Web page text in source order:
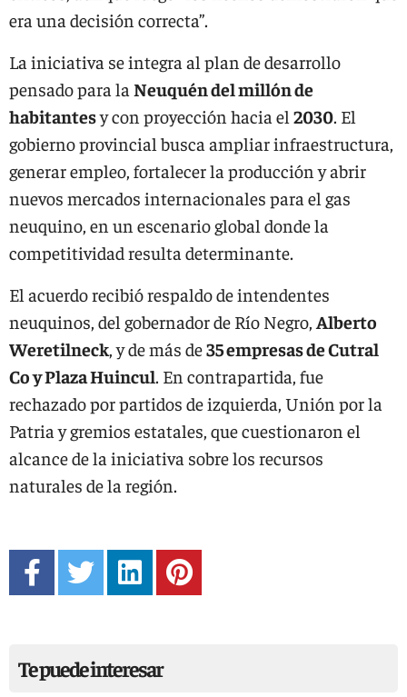
era una decisión correcta”.
La iniciativa se integra al plan de desarrollo
pensado para la Neuquén del millón de
habitantesy con proyección hacia el 2030. El
gobierno provincial busca ampliar infraestructura,
generar empleo, fortalecer la producción y abrir
nuevos mercados internacionales para el gas
neuquino, en un escenario global donde la
competitividad resulta determinante.
El acuerdo recibió respaldo de intendentes
neuquinos, del gobernador de Río Negro, Alberto
Weretilneck, y de más de35 empresas de Cutral
Co y Plaza Huincul. En contrapartida, fue
rechazado por partidos de izquierda, Unión por la
Patria y gremios estatales, que cuestionaron el
alcance de la iniciativa sobre los recursos
naturales de la región.
Te puede interesar